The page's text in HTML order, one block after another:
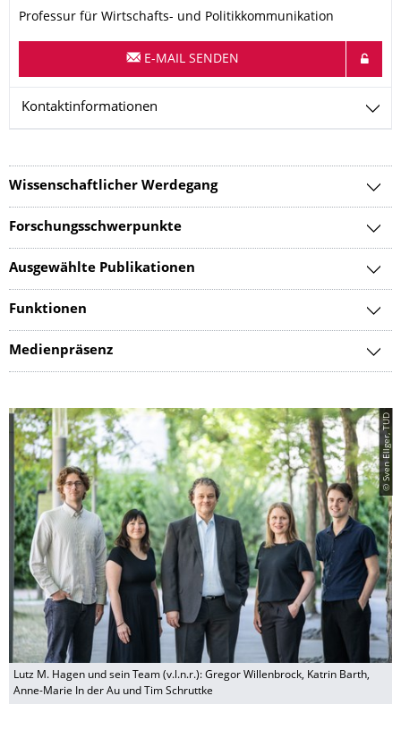
Professur für Wirtschafts- und Politikkommunikation
E-MAIL SENDEN
Kontaktinformationen
Wissenschaftlicher Werdegang
Forschungsschwerpunkte
Ausgewählte Publikationen
Funktionen
Medienpräsenz
© Sven Ellger, TUD
Lutz M. Hagen und sein Team (v.l.n.r.): Gregor Willenbrock, Katrin Barth,
Anne-Marie In der Au und Tim Schruttke